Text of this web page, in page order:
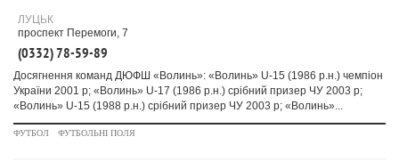
ЛУЦЬК
проспект Перемоги, 7
(0332) 78-59-89
Досягнення команд ДЮФШ «Волинь»: «Волинь» U-15 (1986 р.н.) чемпіон
України 2001 р; «Волинь» U-17 (1986 р.н.) срібний призер ЧУ 2003 р;
«Волинь» U-15 (1988 р.н.) срібний призер ЧУ 2003 р; «Волинь»...
ФУТБОЛ ФУТБОЛЬНІ ПОЛЯ